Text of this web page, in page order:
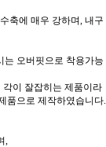
축에 매우 강하며, 내구
는 오버핏으로 착용가능
이 잘잡히는 제품이라
품으로 제작하였습니다.
,